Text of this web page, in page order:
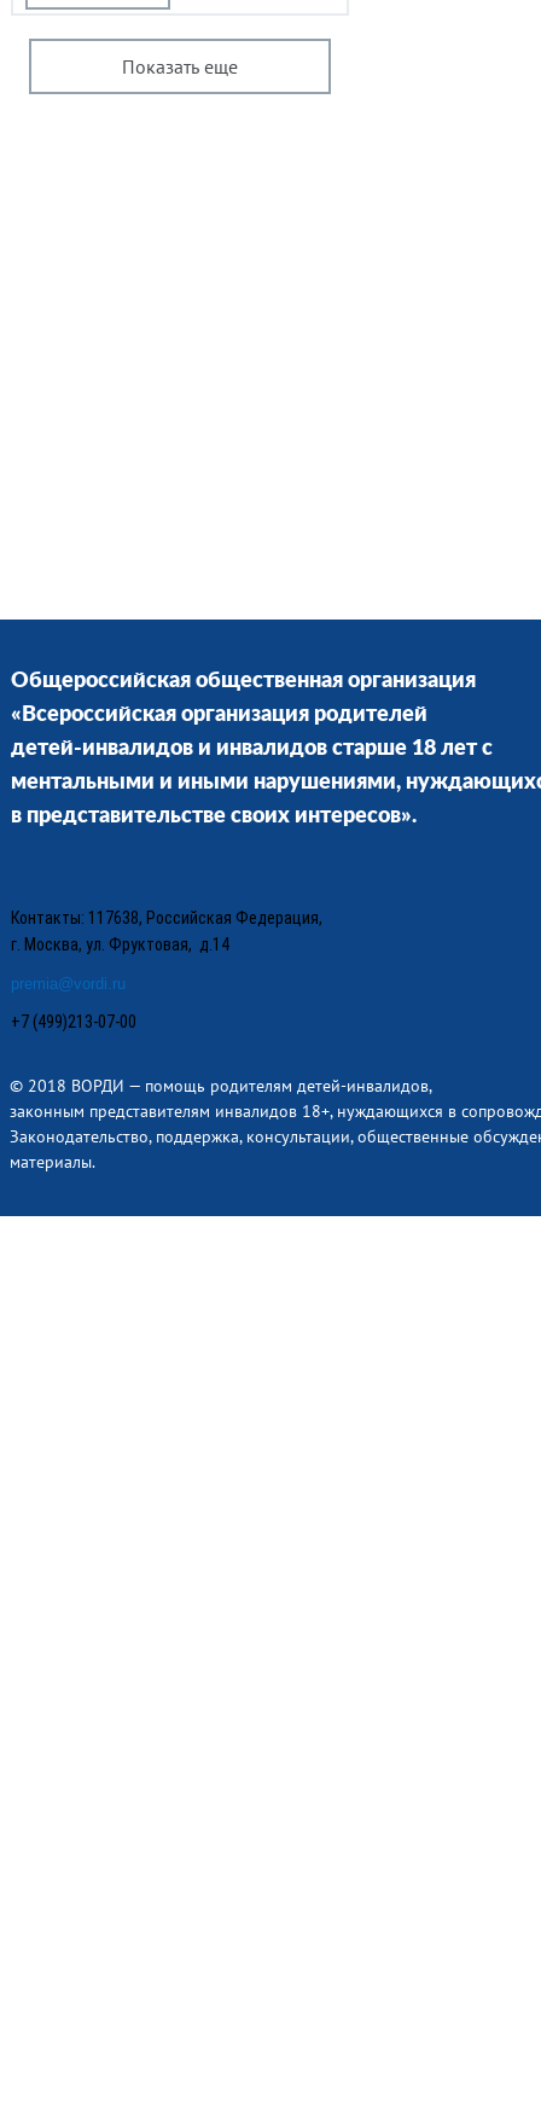
Показать еще
Общероссийская общественная организация
«Всероссийская организация родителей
детей-инвалидов и инвалидов старше 18 лет с
ментальными и иными нарушениями,
в представительстве своих интересов».
Контакты: 117638, Российская Федерация,
г. Москва, ул. Фруктовая, д.14
premia@vordi.ru
+7 (499)213-07-00
© 2018 ВОРДИ — помощь родителям детей-инвалидов,
законным представителям инвалидов 18+, нуждающихся в
Законодательство, поддержка, консультации, общественные
материалы.